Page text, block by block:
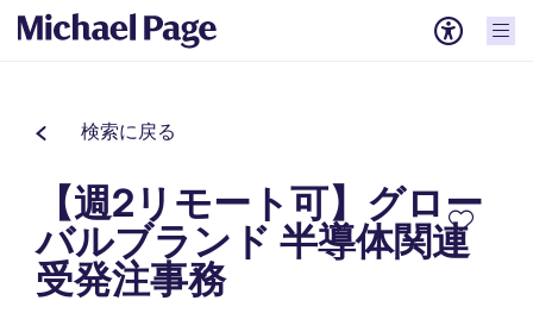
検索に戻る
【週2リモート可】グロー
バルブランド 半導体関連
受発注事務